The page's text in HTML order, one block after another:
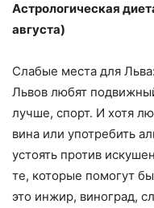
Астрологическая
августа)
Слабые места для
Львов любят
лучше, спорт. И хотя
вина или употребить
устоять против
те, которые помогут
это инжир, виноград,